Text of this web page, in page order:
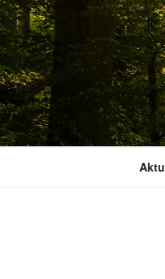
Zum
Inhalt
springen